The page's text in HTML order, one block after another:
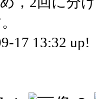
17 13:32 up!